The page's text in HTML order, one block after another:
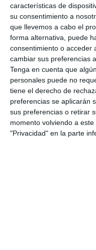
características de
su consentimiento a
que llevemos a cabo el
forma alternativa, puede
consentimiento o acceder
cambiar sus preferencias
Tenga en cuenta que
personales puede no
tiene el derecho de
preferencias se aplicarán
sus preferencias o retirar
momento volviendo a
"Privacidad" en la parte
Cruz
de
Los
una
El